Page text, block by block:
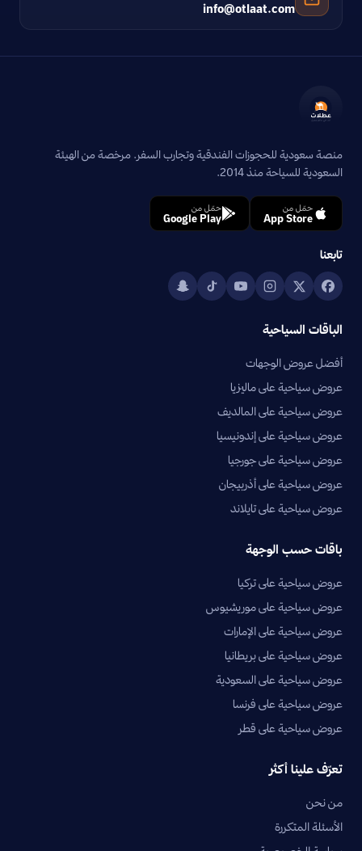
info@otlaat.com
منصة سعودية للحجوزات الفندقية وتجارب السفر. مرخصة من الهيئة
السعودية للسياحة منذ 2014.
حمّل من
App Store
حمّل من
Google Play
تابعنا
الباقات السياحية
أفضل عروض الوجهات
عروض سياحية على ماليزيا
عروض سياحية على المالديف
عروض سياحية على إندونيسيا
عروض سياحية على جورجيا
عروض سياحية على أذربيجان
عروض سياحية على تايلاند
باقات حسب الوجهة
عروض سياحية على تركيا
عروض سياحية على موريشيوس
عروض سياحية على الإمارات
عروض سياحية على بريطانيا
عروض سياحية على السعودية
عروض سياحية على فرنسا
عروض سياحية على قطر
تعرّف علينا أكثر
من نحن
الأسئلة المتكررة